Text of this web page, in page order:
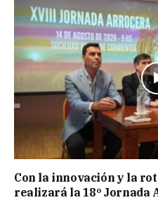
Con la innovación y la
realizará la 18º